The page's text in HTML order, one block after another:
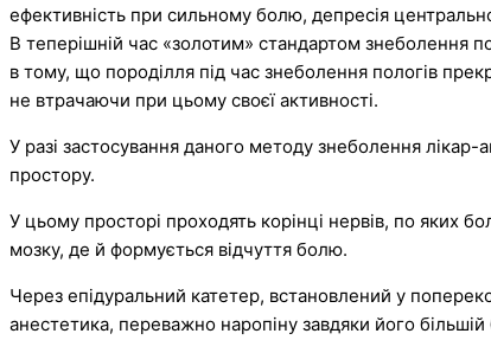
ефективність при сильному болю, депресія
В теперішній час «золотим» стандартом знеболення
в тому, що породілля під час знеболення пологів
не втрачаючи при цьому своєї активності.
У разі застосування даного методу знеболення
простору.
У цьому просторі проходять корінці нервів, по яких
мозку, де й формується відчуття болю.
Через епідуральний катетер, встановлений у
анестетика, переважно наропіну завдяки його